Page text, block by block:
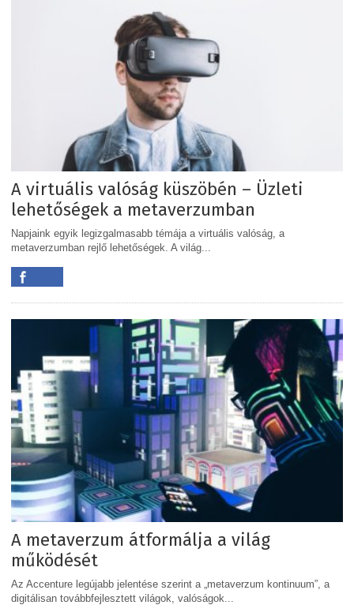
A virtuális valóság küszöbén – Üzleti
lehetőségek a metaverzumban
Napjaink egyik legizgalmasabb témája a virtuális valóság, a
metaverzumban rejlő lehetőségek. A világ...
A metaverzum átformálja a világ
működését
Az Accenture legújabb jelentése szerint a „metaverzum kontinuum”, a
digitálisan továbbfejlesztett világok, valóságok...